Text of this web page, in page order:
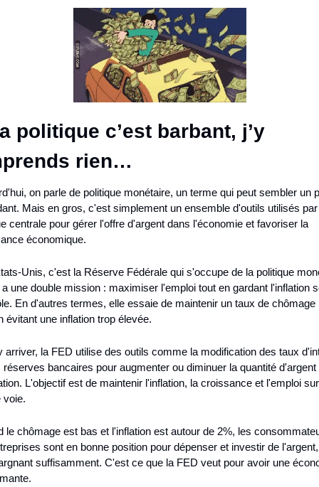
politique c’est barbant, j’y
rien…
on parle de politique monétaire, un terme qui peut sembler un
Mais en gros, c'est simplement un ensemble d'outils utilisés
centrale pour gérer l'offre d'argent dans l'économie et favoriser la
économique.
Unis, c'est la Réserve Fédérale qui s'occupe de la politique
a une double mission : maximiser l'emploi tout en gardant l'inflation
En d'autres termes, elle essaie de maintenir un taux de chômage
évitant une inflation trop élevée.
arriver, la FED utilise des outils comme la modification des taux
réserves bancaires pour augmenter ou diminuer la quantité d'argent
L'objectif est de maintenir l'inflation, la croissance et l'emploi
voie.
le chômage est bas et l'inflation est autour de 2%, les
sont en bonne position pour dépenser et investir de
suffisamment. C'est ce que la FED veut pour avoir une